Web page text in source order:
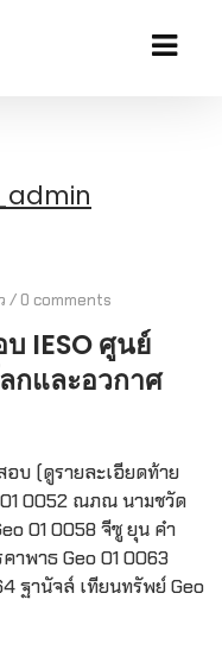
/ 0 comments
IESO ศูนย์
กและอวกาศ
บ (ดูรายละเอียดท้าย
0052 ณภณ นามชวัด
01 0058 จีซู ยุน คำ
าพาธ Geo 01 0063
ฐานัจล์ เทียนทรัพย์ Geo